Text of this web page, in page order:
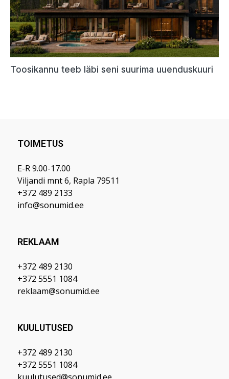
TOIMETUS
E-R 9.00-17.00
Viljandi mnt 6, Rapla 79511
+372 489 2133
info@sonumid.ee
REKLAAM
+372 489 2130
+372 5551 1084
reklaam@sonumid.ee
KUULUTUSED
+372 489 2130
+372 5551 1084